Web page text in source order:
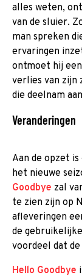
alles weten,
van de sluier.
man spreken
ervaringen
ontmoet hij
verlies van zijn
die deelnam
Veranderingen
Aan de opzet
het nieuwe
Goodbye zal
te zien zijn op
afleveringen
de
voordeel dat
Hello Goodbye